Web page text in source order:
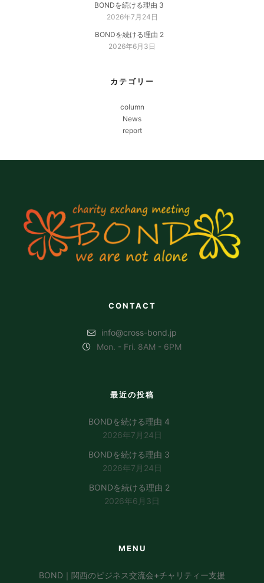
BONDを続ける理由 3
2026年7月24日
BONDを続ける理由 2
2026年6月3日
カテゴリー
column
News
report
CONTACT
info@cross-bond.jp
Mon. - Fri. 8AM - 6PM
最近の投稿
BONDを続ける理由 4
2026年7月24日
BONDを続ける理由 3
2026年7月24日
BONDを続ける理由 2
2026年6月3日
MENU
BOND｜関西のビジネス交流会+チャリティー支援